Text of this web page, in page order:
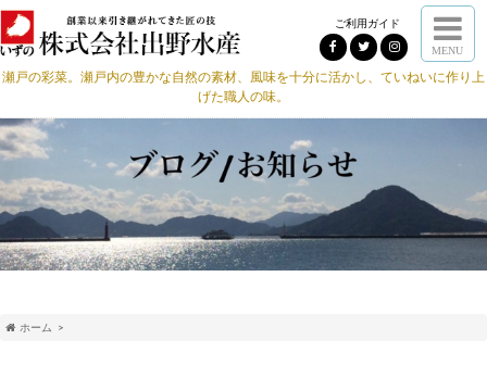
ご利用ガイド
MENU
瀬戸の彩菜。瀬戸内の豊かな自然の素材、風味を十分に活かし、ていねいに作り上
げた職人の味。
ホーム